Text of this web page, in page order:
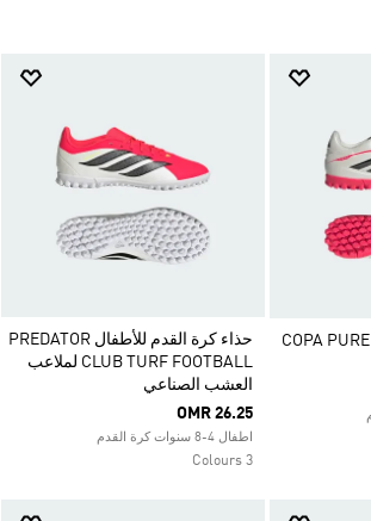
حذاء كرة قدم للأطفال COPA PURE
حذاء كرة القدم للأطفال PREDATOR
CLUB TURF FOOTBALL لملاعب
العشب الصناعي
OMR 26.25
اطفال 4-8 سنوات كرة القدم
3 Colours